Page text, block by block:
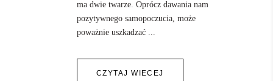
ma dwie twarze. Oprócz dawania nam
pozytywnego samopoczucia, może
poważnie uszkadzać
CZYTAJ WIECEJ